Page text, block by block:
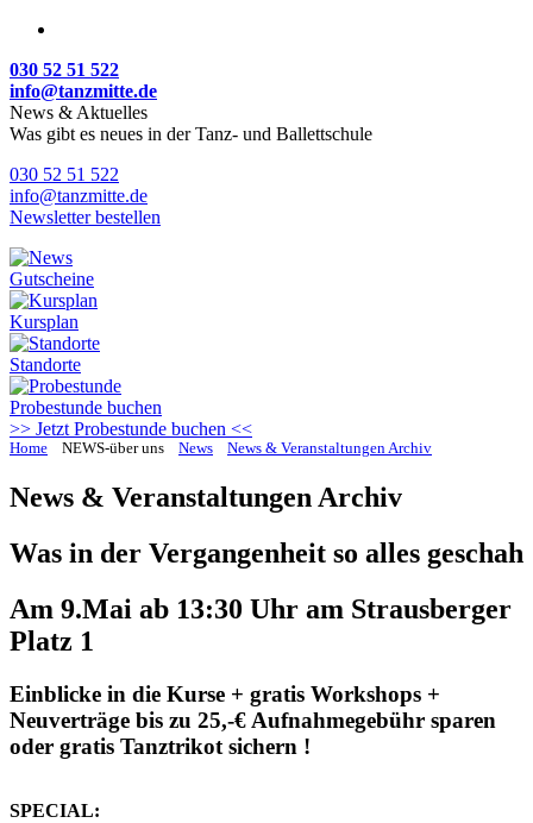
030 52 51 522
info@tanzmitte.de
News & Aktuelles
Was gibt es neues in der Tanz- und Ballettschule
030 52 51 522
info@tanzmitte.de
Newsletter bestellen
Gutscheine
Kursplan
Standorte
Probestunde buchen
>> Jetzt Probestunde buchen <<
Home NEWS-über uns News News & Veranstaltungen Archiv
News & Veranstaltungen Archiv
Was in der Vergangenheit so alles geschah
Am 9.Mai ab 13:30 Uhr am Strausberger
Platz 1
Einblicke in die Kurse + gratis Workshops +
Neuverträge bis zu 25,-€ Aufnahmegebühr sparen
oder gratis Tanztrikot sichern !
SPECIAL: